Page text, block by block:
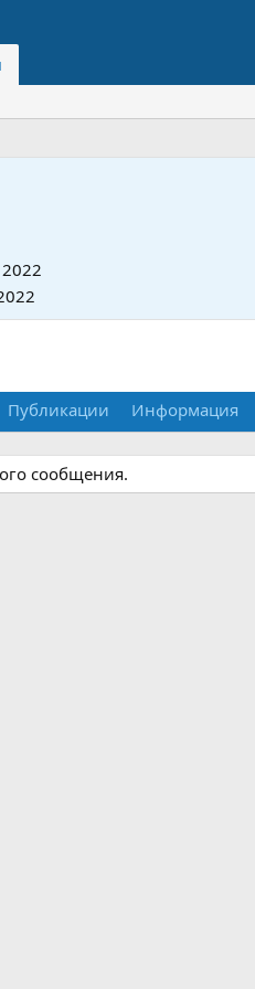
Публикации Информация
сообщения.